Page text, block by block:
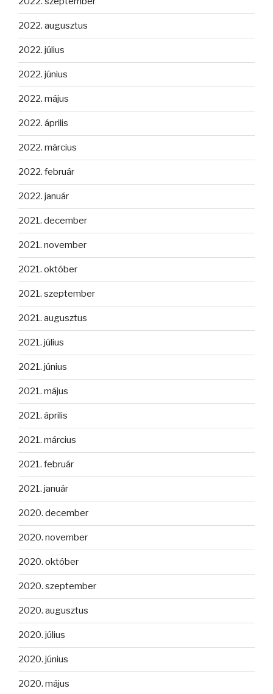
2022. augusztus
2022. július
2022. június
2022. május
2022. április
2022. március
2022. február
2022. január
2021. december
2021. november
2021. október
2021. szeptember
2021. augusztus
2021. július
2021. június
2021. május
2021. április
2021. március
2021. február
2021. január
2020. december
2020. november
2020. október
2020. szeptember
2020. augusztus
2020. július
2020. június
2020. május